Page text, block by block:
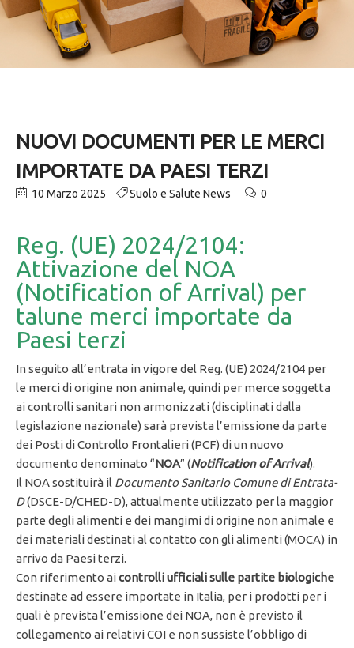
NUOVI DOCUMENTI PER LE MERCI
IMPORTATE DA PAESI TERZI
10 Marzo 2025 Suolo e Salute News 0
Reg. (UE) 2024/2104:
Attivazione del NOA
(Notification of Arrival) per
talune merci importate da
Paesi terzi
In seguito all’entrata in vigore del Reg. (UE) 2024/2104 per
le merci di origine non animale, quindi per merce soggetta
ai controlli sanitari non armonizzati (disciplinati dalla
legislazione nazionale) sarà prevista l’emissione da parte
dei Posti di Controllo Frontalieri (PCF) di un nuovo
documento denominato “NOA” (Notification of Arrival).
Il NOA sostituirà il Documento Sanitario Comune di Entrata-
D(DSCE-D/CHED-D), attualmente utilizzato per la maggior
parte degli alimenti e dei mangimi di origine non animale e
dei materiali destinati al contatto con gli alimenti (MOCA) in
arrivo da Paesi terzi.
Con riferimento aicontrolli ufficiali sulle partite biologiche
destinate ad essere importate in Italia, per i prodotti per i
quali è prevista l’emissione dei NOA, non è previsto il
collegamento ai relativi COI e non sussiste l’obbligo di